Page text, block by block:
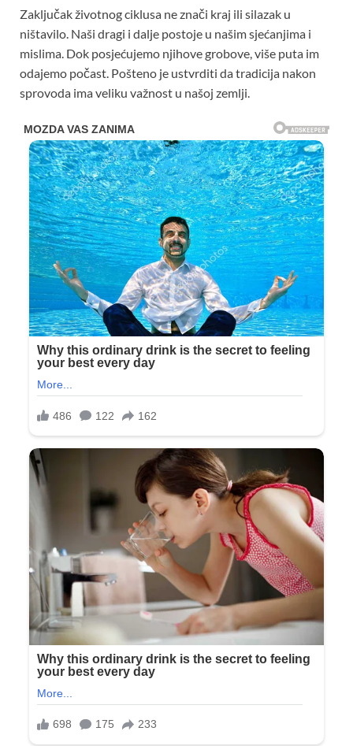
Zaključak životnog ciklusa ne znači kraj ili silazak u
ništavilo. Naši dragi i dalje postoje u našim sjećanjima i
mislima. Dok posjećujemo njihove grobove, više puta im
odajemo počast. Pošteno je ustvrditi da tradicija nakon
sprovoda ima veliku važnost u našoj zemlji.